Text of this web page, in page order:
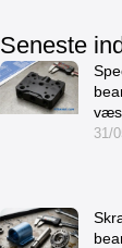
Seneste
31/